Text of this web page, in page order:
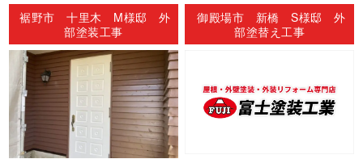
裾野市 十里木 M様邸 外
部塗装工事
御殿場市 新橋 S様邸 外
部塗替え工事